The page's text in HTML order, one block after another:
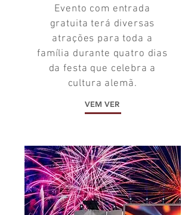
Evento com entrada
gratuita terá diversas
atrações para toda a
família durante quatro dias
da festa que celebra a
cultura alemã.
VEM VER